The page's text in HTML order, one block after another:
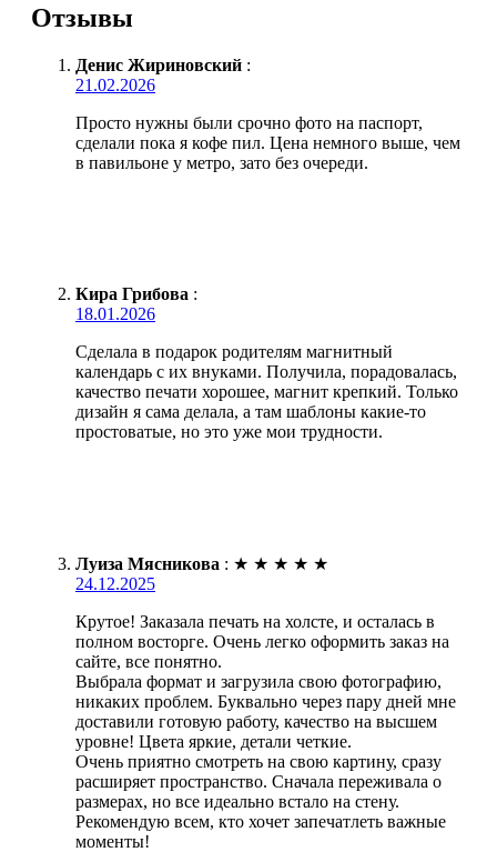
Отзывы
Денис Жириновский :
21.02.2026
Просто нужны были срочно фото на паспорт,
сделали пока я кофе пил. Цена немного выше, чем
в павильоне у метро, зато без очереди.
Кира Грибова :
18.01.2026
Сделала в подарок родителям магнитный
календарь с их внуками. Получила, порадовалась,
качество печати хорошее, магнит крепкий. Только
дизайн я сама делала, а там шаблоны какие-то
простоватые, но это уже мои трудности.
Луиза Мясникова : ★ ★ ★ ★ ★
24.12.2025
Крутое! Заказала печать на холсте, и осталась в
полном восторге. Очень легко оформить заказ на
сайте, все понятно.
Выбрала формат и загрузила свою фотографию,
никаких проблем. Буквально через пару дней мне
доставили готовую работу, качество на высшем
уровне! Цвета яркие, детали четкие.
Очень приятно смотреть на свою картину, сразу
расширяет пространство. Сначала переживала о
размерах, но все идеально встало на стену.
Рекомендую всем, кто хочет запечатлеть важные
моменты!